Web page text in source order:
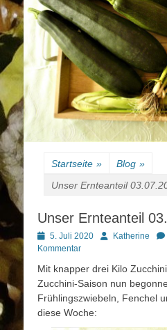
Startseite » Blog »
Unser Ernteanteil
Unser Ernteanteil
Posted
on
5. Juli 2020 AutorKatherine
Kommentar
Mit knapper drei Kilo
Zucchini-Saison nun
Frühlingszwiebeln, Fenchel
diese Woche: